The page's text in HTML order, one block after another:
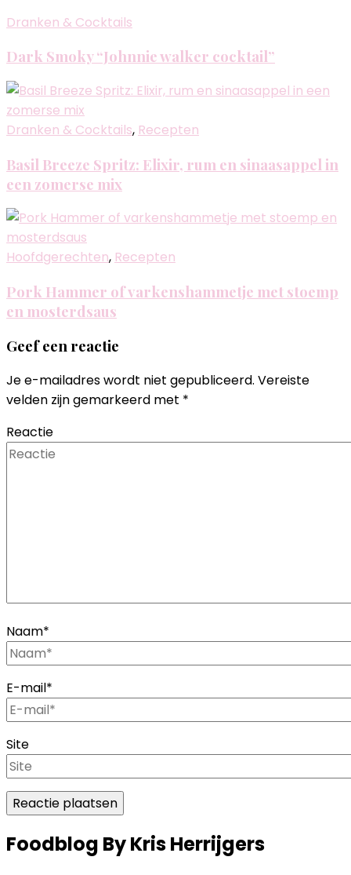
Dranken & Cocktails
Dark Smoky “Johnnie walker cocktail”
Dranken & Cocktails, Recepten
Basil Breeze Spritz: Elixir, rum en sinaasappel in
een zomerse mix
Hoofdgerechten, Recepten
Pork Hammer of varkenshammetje met stoemp
en mosterdsaus
Geef een reactie
Je e-mailadres wordt niet gepubliceerd. Vereiste
velden zijn gemarkeerd met *
Reactie
Naam*
E-mail*
Site
Foodblog By Kris Herrijgers